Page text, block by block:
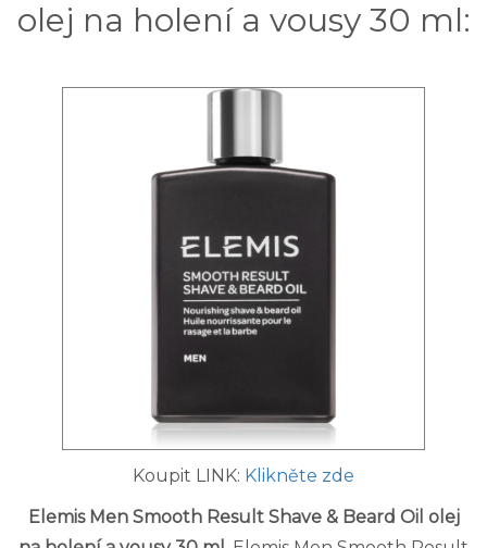
olej na holení a vousy 30 ml:
Koupit LINK: Klikněte zde
Elemis Men Smooth Result Shave & Beard Oil olej